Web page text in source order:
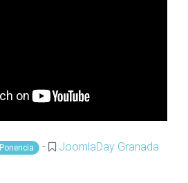
Ponencia -
JoomlaDay Granada